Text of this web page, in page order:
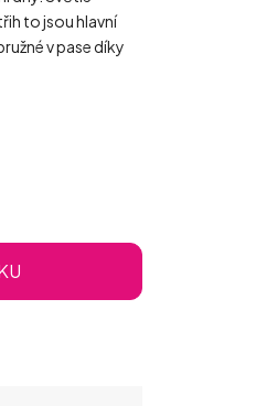
to jsou hlavní
v pase díky